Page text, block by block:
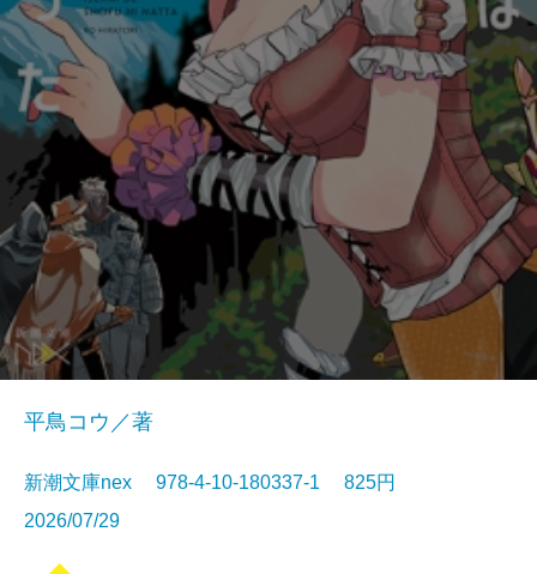
平鳥コウ／著
新潮文庫nex 978-4-10-180337-1 825円
2026/07/29